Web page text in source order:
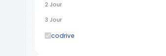
2 Jour
3 Jour
codrive